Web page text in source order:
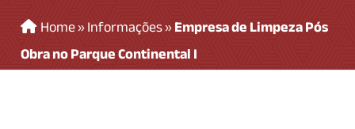
Home»Informações»Empresa de Limpeza Pós
Obra no Parque Continental I